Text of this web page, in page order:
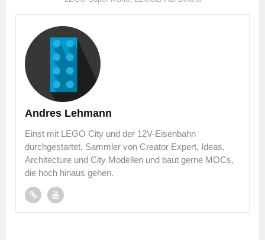
Andres Lehmann
Einst mit LEGO City und der 12V-Eisenbahn
durchgestartet, Sammler von Creator Expert, Ideas,
Architecture und City Modellen und baut gerne MOCs,
die hoch hinaus gehen.